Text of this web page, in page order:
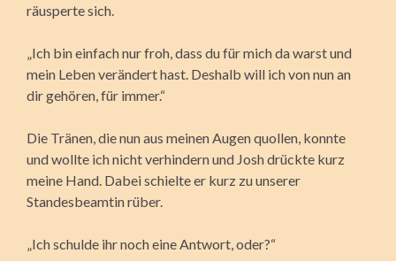
räusperte sich.
„Ich bin einfach nur froh, dass du für mich da warst und
mein Leben verändert hast. Deshalb will ich von nun an
dir gehören, für immer.“
Die Tränen, die nun aus meinen Augen quollen, konnte
und wollte ich nicht verhindern und Josh drückte kurz
meine Hand. Dabei schielte er kurz zu unserer
Standesbeamtin rüber.
„Ich schulde ihr noch eine Antwort, oder?“